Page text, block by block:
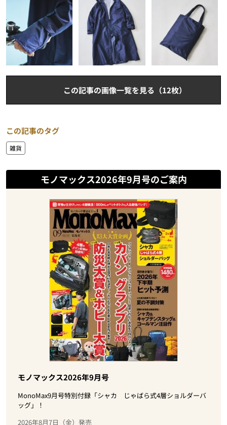
この記事の画像一覧を見る（12枚）
この記事のタグ
雑貨
モノマックス2026年9月号のご案内
モノマックス2026年9月号
MonoMax9月号特別付録「シャカ じゃばら式4層ショルダーバ
ッグ」！
2026年8月7日（金）発売